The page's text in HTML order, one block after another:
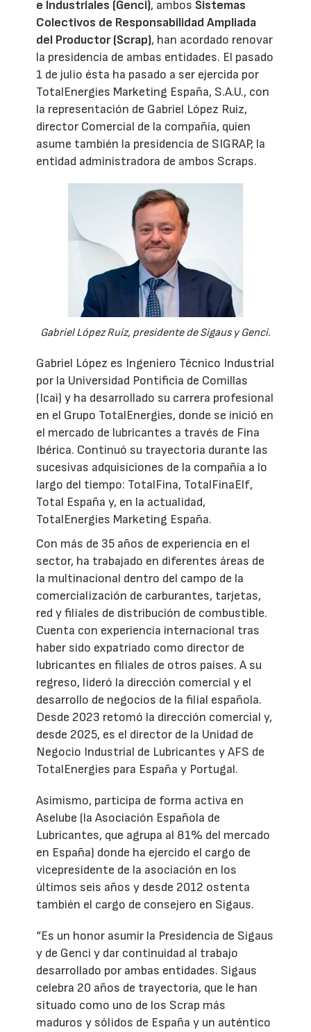
e Industriales (Genci), ambos Sistemas
Colectivos de Responsabilidad Ampliada
del Productor (Scrap), han acordado renovar
la presidencia de ambas entidades. El pasado
1 de julio ésta ha pasado a ser ejercida por
TotalEnergies Marketing España, S.A.U., con
la representación de Gabriel López Ruiz,
director Comercial de la compañía, quien
asume también la presidencia de SIGRAP, la
entidad administradora de ambos Scraps.
Gabriel López Ruiz, presidente de Sigaus y Genci.
Gabriel López es Ingeniero Técnico Industrial
por la Universidad Pontificia de Comillas
(Icai) y ha desarrollado su carrera profesional
en el Grupo TotalEnergies, donde se inició en
el mercado de lubricantes a través de Fina
Ibérica. Continuó su trayectoria durante las
sucesivas adquisiciones de la compañía a lo
largo del tiempo: TotalFina, TotalFinaElf,
Total España y, en la actualidad,
TotalEnergies Marketing España.
Con más de 35 años de experiencia en el
sector, ha trabajado en diferentes áreas de
la multinacional dentro del campo de la
comercialización de carburantes, tarjetas,
red y filiales de distribución de combustible.
Cuenta con experiencia internacional tras
haber sido expatriado como director de
lubricantes en filiales de otros países. A su
regreso, lideró la dirección comercial y el
desarrollo de negocios de la filial española.
Desde 2023 retomó la dirección comercial y,
desde 2025, es el director de la Unidad de
Negocio Industrial de Lubricantes y AFS de
TotalEnergies para España y Portugal.
Asimismo, participa de forma activa en
Aselube (la Asociación Española de
Lubricantes, que agrupa al 81% del mercado
en España) donde ha ejercido el cargo de
vicepresidente de la asociación en los
últimos seis años y desde 2012 ostenta
también el cargo de consejero en Sigaus.
“Es un honor asumir la Presidencia de Sigaus
y de Genci y dar continuidad al trabajo
desarrollado por ambas entidades. Sigaus
celebra 20 años de trayectoria, que le han
situado como uno de los Scrap más
maduros y sólidos de España y un auténtico